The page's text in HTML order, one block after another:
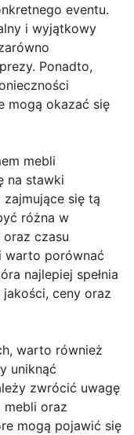
eventu.
i wyjątkowy
Ponadto,
mogą okazać się
mebli
na stawki
się tą
różna w
czasu
warto porównać
najlepiej spełnia
ceny oraz
warto również
uniknąć
zwrócić uwagę
mebli oraz
mogą pojawić się